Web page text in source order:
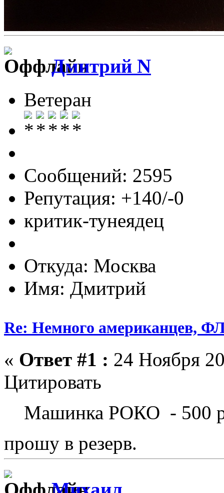
Дмитрий N
Ветеран
Сообщений: 2595
Репутация: +140/-0
критик-тунеядец
Откуда: Москва
Имя: Дмитрий
Re: Немного американцев,
« Ответ #1 : 24 Ноября
Цитировать
Машинка РОКО - 500
прошу в резерв.